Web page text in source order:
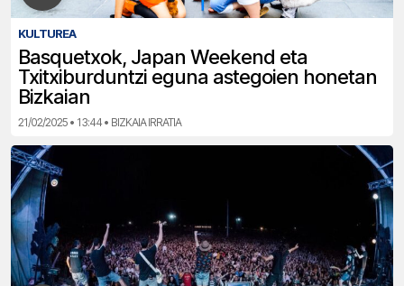
KULTUREA
Basquetxok, Japan Weekend eta
Txitxiburduntzi eguna astegoien honetan
Bizkaian
21/02/2025 • 13:44 • BIZKAIA IRRATIA